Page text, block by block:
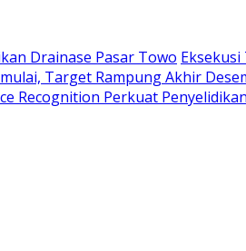
Drainase Pasar Towo
Target Rampung Akhir
Recognition Perkuat